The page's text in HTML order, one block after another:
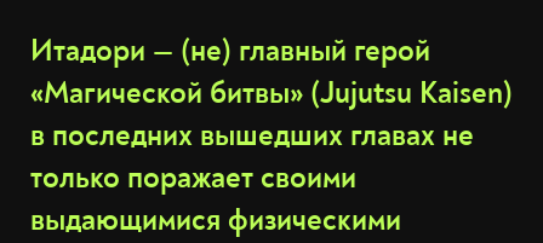
Итадори — (не) главный герой
«Магической битвы» (Jujutsu Kaisen)
в последних вышедших главах не
только поражает своими
выдающимися физическими